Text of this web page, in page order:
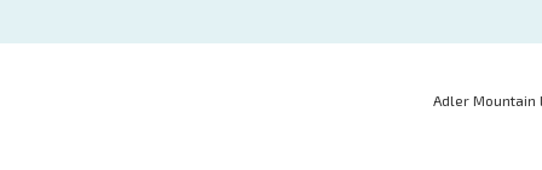
Adler Mountain